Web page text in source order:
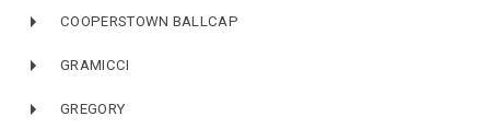
COOPERSTOWN BALLCAP
GRAMICCI
GREGORY